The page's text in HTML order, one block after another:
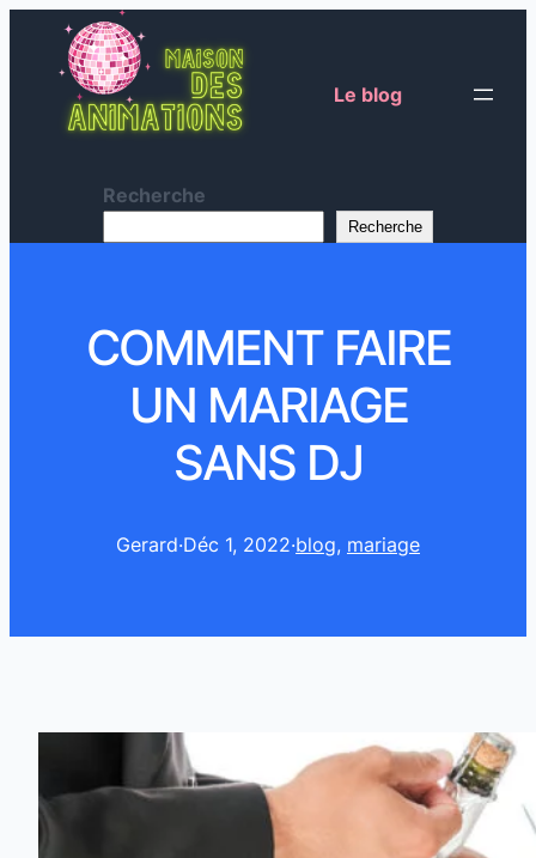
Le blog
Recherche
Recherche
COMMENT FAIRE
UN MARIAGE
SANS DJ
Gerard·Déc 1, 2022·blog, mariage